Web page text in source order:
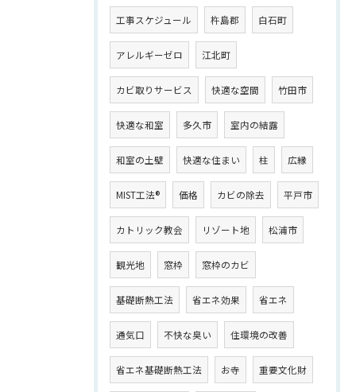
工事スケジュール 杵島郡 白石町
アレルギーゼロ 江北町
カビ取りサービス 快適な空間 竹田市
快適な和室 多久市 室内の結露
和室の土壁 快適な住まい 柱 広縁
MIST工法® 価格 カビの除去 平戸市
カトリック教会 リゾート地 松浦市
観光地 窓枠 窓枠のカビ
基礎断熱工法 省エネ効果 省エネ
通気口 不快な臭い 住環境の改善
省エネ基礎断熱工法 お寺 重要文化財